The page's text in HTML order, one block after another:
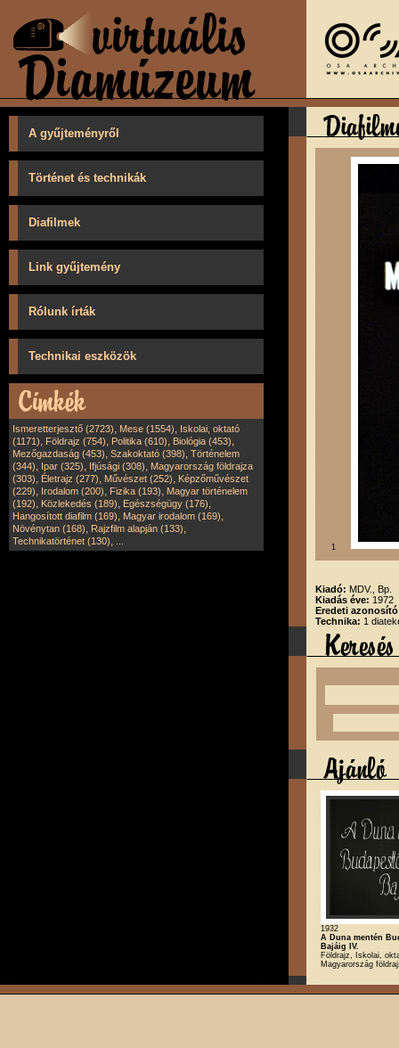
A gyűjteményről
Történet és technikák
Diafilmek
Link gyűjtemény
Rólunk írták
Technikai eszközök
Ismeretterjesztő (2723), Mese (1554), Iskolai, oktató
(1171), Földrajz (754), Politika (610), Biológia (453),
Mezőgazdaság (453), Szakoktató (398), Történelem
(344), Ipar (325), Ifjúsági (308), Magyarország földrajza
(303), Életrajz (277), Művészet (252), Képzőművészet
(229), Irodalom (200), Fizika (193), Magyar történelem
(192), Közlekedés (189), Egészségügy (176),
Hangosított diafilm (169), Magyar irodalom (169),
Növénytan (168), Rajzfilm alapján (133),
Technikatörténet (130), 1
Kiadó: MDV., Bp.
Kiadás éve: 1972
Eredeti
Technika: 1
1932
A Duna mentén
Bajáig IV.
Földrajz, Iskolai,
Magyarország